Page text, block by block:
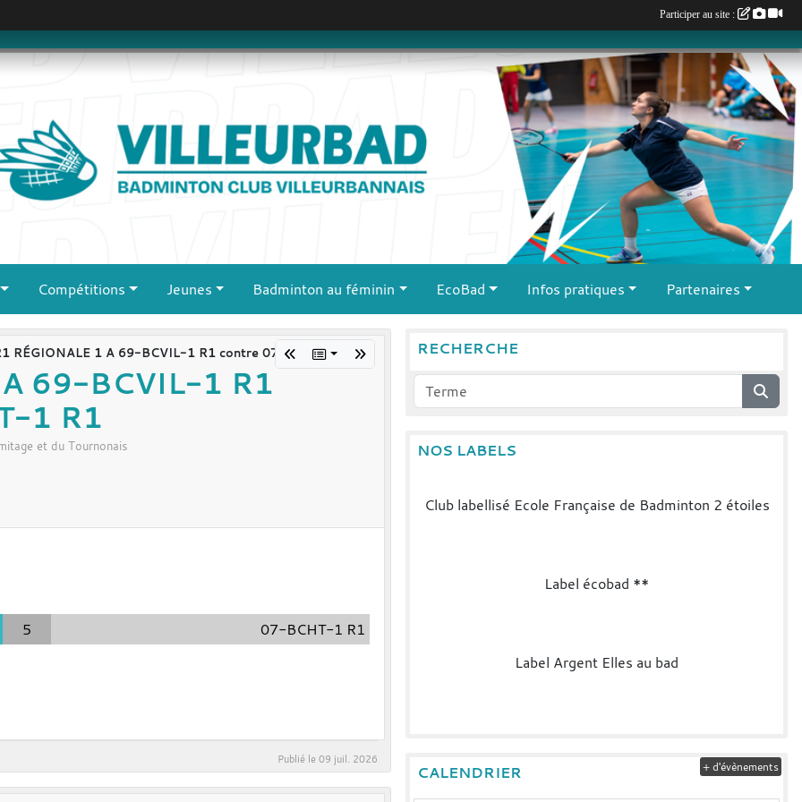
Compétitions Jeunes Badminton au féminin EcoBad Infos pratiques Partenaires
RÉGIONALE 1 A 69-BCVIL-1 R1 contre 07-BCHT-1 R1
69-BCVIL-1 R1
1 R1
et du Tournonais
5 07-BCHT-1 R1
Publié le09 juil. 2026
RECHERCHE
NOS LABELS
Club labellisé Ecole Française de Badminton 2 étoiles
Label écobad **
Label Argent Elles au bad
CALENDRIER + d'évènements
Participer au site :